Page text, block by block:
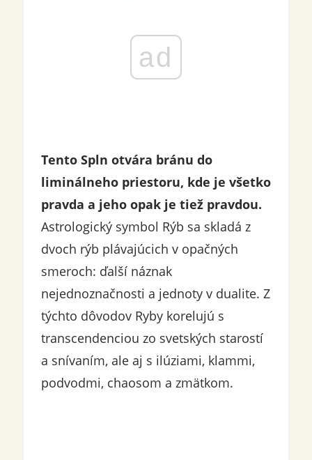
ad
Tento Spln otvára bránu do
liminálneho priestoru, kde je všetko
pravda a jeho opak je tiež pravdou.
Astrologický symbol Rýb sa skladá z
dvoch rýb plávajúcich v opačných
smeroch: ďalší náznak
nejednoznačnosti a jednoty v dualite. Z
týchto dôvodov Ryby korelujú s
transcendenciou zo svetských starostí
a snívaním, ale aj s ilúziami, klammi,
podvodmi, chaosom a zmätkom.